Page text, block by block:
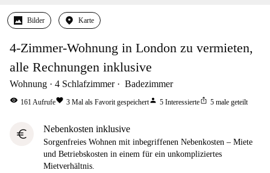
Bilder Karte
4-Zimmer-Wohnung in London zu vermieten,
alle Rechnungen inklusive
Wohnung 4 Schlafzimmer Badezimmer
visibility 161Aufrufefavorite 3 Mal als Favorit gespeichertperson 5 Interessierteios_share 5 male geteilt
euro Nebenkosten inklusive
Sorgenfreies Wohnen mit inbegriffenen Nebenkosten – Miete
und Betriebskosten in einem für ein unkompliziertes
Mietverhältnis.